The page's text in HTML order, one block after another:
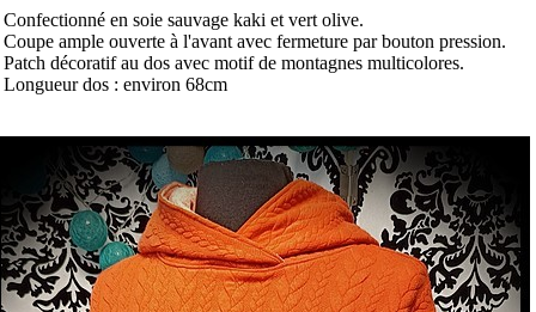
Confectionné en soie sauvage kaki et vert olive.
Coupe ample ouverte à l'avant avec fermeture par bouton pression.
Patch décoratif au dos avec motif de montagnes multicolores.
Longueur dos : environ 68cm